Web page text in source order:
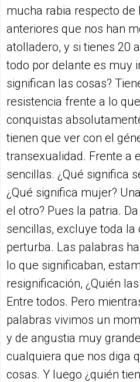
mucha rabia respecto de
anteriores que nos han
atolladero, y si tienes 20
todo por delante es muy
significan las cosas?
resistencia frente a lo
conquistas
tienen que ver con el
transexualidad. Frente a
sencillas. ¿Qué significa
¿Qué significa mujer?
el otro? Pues la patria.
sencillas, excluye toda
perturba. Las palabras
lo que significaban,
resignificación, ¿Quién
Entre todos. Pero
palabras vivimos un
y de angustia muy
cualquiera que nos diga
cosas. Y luego ¿quién